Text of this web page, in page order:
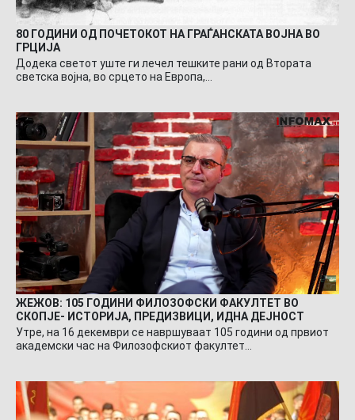
80 ГОДИНИ ОД ПОЧЕТОКОТ НА ГРАЃАНСКАТА ВОЈНА ВО
ГРЦИЈА
Додека светот уште ги лечел тешките рани од Втората
светска војна, во срцето на Европа,…
ЖЕЖОВ: 105 ГОДИНИ ФИЛОЗОФСКИ ФАКУЛТЕТ ВО
СКОПЈЕ- ИСТОРИЈА, ПРЕДИЗВИЦИ, ИДНА ДЕЈНОСТ
Утре, на 16 декември се навршуваат 105 години од првиот
академски час на Филозофскиот факултет…